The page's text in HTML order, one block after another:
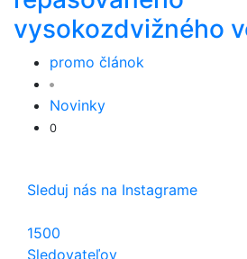
vysokozdvižného
promo článok
Novinky
0
Sleduj nás na Instagrame
1500
Sledovateľov